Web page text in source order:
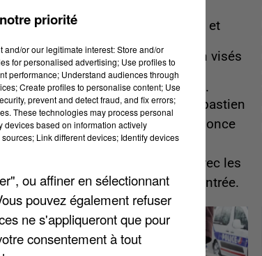
Gabriel Attal et
Glucksmann visés
par des
ingérences...
Sollicité, Sébastien
Lecornu annonce
un "travail
commun" avec les
partis à la rentrée.
priorité
or our legitimate interest: Store and/or
for personalised advertising; Use profiles to
performance; Understand audiences through
Create profiles to personalise content; Use
prevent and detect fraud, and fix errors;
These technologies may process personal
devices based on information actively
Link different devices; Identify devices
ou affiner en sélectionnant
pouvez également refuser
ne s'appliqueront que pour
consentement à tout